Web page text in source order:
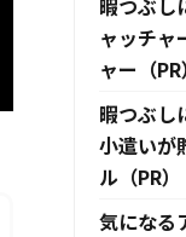
暇つぶし
ャッチャ
ャー（PR）
暇つぶし
小遣いが
ル（PR）
気になる